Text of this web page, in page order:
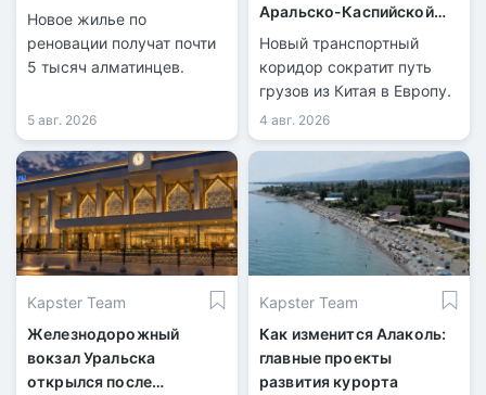
Новое жилье по
реновации получат почти
5 тысяч алматинцев.
5 авг. 2026
Аральско-Каспийской
магистрали
Новый транспортный
коридор сократит путь
грузов из Китая в Европу.
4 авг. 2026
Kapster Team
Железнодорожный
вокзал Уральска
открылся после
Kapster Team
Как изменится Алаколь:
главные проекты
развития курорта